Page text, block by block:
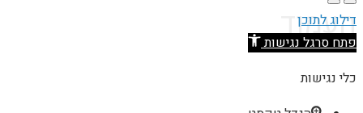
העמוד
דילוג לתוכן
פתח סרגל נגישות
כלי נגישות